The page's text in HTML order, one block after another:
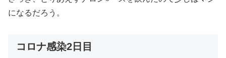
になるだろう。
コロナ感染2日目